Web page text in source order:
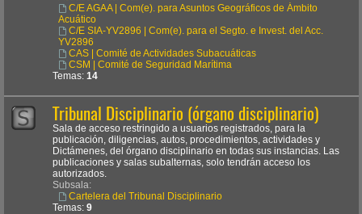
C/E AGAA | Com(e). para Asuntos Geográficos de Ámbito
Acuático
C/E SIA-YV2896 | Com(e). para el Segto. e Invest. del Acc.
YV2896
CAS | Comité de Actividades Subacuáticas
CSM | Comité de Seguridad Marítima
Temas: 14
Tribunal Disciplinario (órgano disciplinario)
Sala de acceso restringido a usuarios registrados, para la
publicación, diligencias, autos, procedimientos, actividades y
Dictámenes, del órgano disciplinario en todas sus instancias. Las
publicaciones y salas subalternas, solo tendrán acceso los
autorizados.
Subsala:
Cartelera del Tribunal Disciplinario
Temas: 9